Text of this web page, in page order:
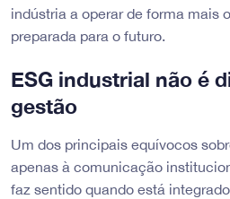
indústria a operar de forma mais
preparada para o futuro.
ESG industrial não é
gestão
Um dos principais equívocos
apenas à comunicação
faz sentido quando está